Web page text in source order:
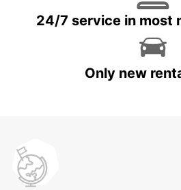
24/7 service in most
Only new